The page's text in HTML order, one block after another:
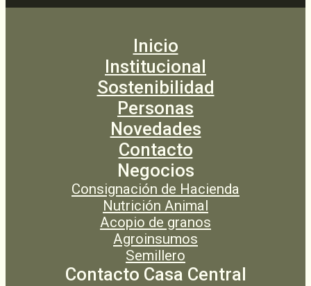
Inicio
Institucional
Sostenibilidad
Personas
Novedades
Contacto
Negocios
Consignación de Hacienda
Nutrición Animal
Acopio de granos
Agroinsumos
Semillero
Contacto Casa Central